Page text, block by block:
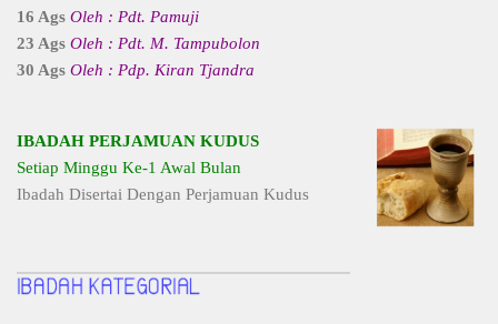
16 Ags Oleh : Pdt. Pamuji
23 Ags Oleh : Pdt. M. Tampubolon
30 Ags Oleh : Pdp. Kiran Tjandra
IBADAH PERJAMUAN KUDUS
Setiap Minggu Ke-1 Awal Bulan
Ibadah Disertai Dengan Perjamuan Kudus